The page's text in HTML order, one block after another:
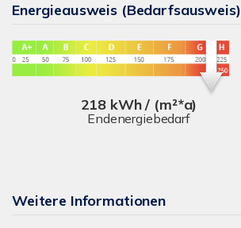
Energieausweis (Bedarfsausweis)
218 kWh / (m²*a)
Endenergiebedarf
Weitere Informationen